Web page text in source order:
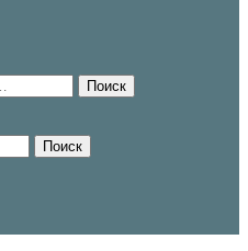
Поиск
Поиск